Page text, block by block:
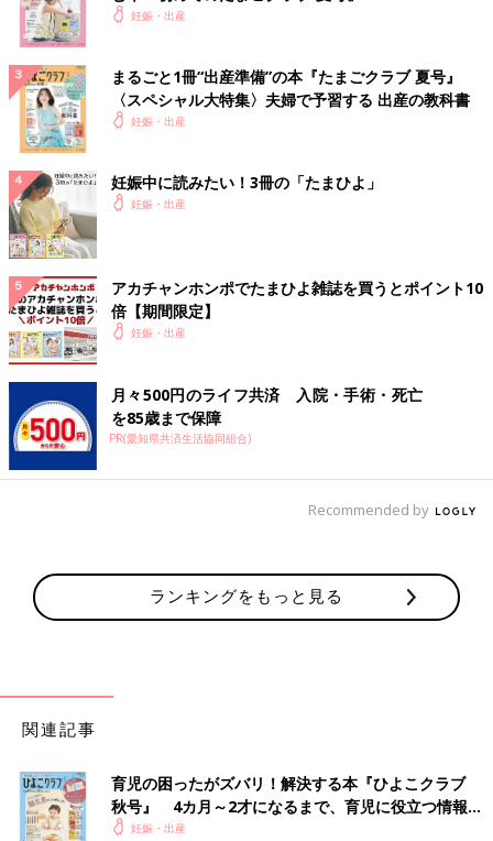
妊娠・出産
まるごと1冊“出産準備”の本『たまごクラブ 夏号』
〈スペシャル大特集〉夫婦で予習する 出産の教科書
妊娠・出産
妊娠中に読みたい！3冊の「たまひよ」
妊娠・出産
アカチャンホンポでたまひよ雑誌を買うとポイント10
倍【期間限定】
妊娠・出産
月々500円のライフ共済 入院・手術・死亡
を85歳まで保障
PR(愛知県共済生活協同組合)
Recommended by
ランキングをもっと見る
関連記事
育児の困ったがズバリ！解決する本『ひよこクラブ
秋号』 4カ月～2才になるまで、育児に役立つ情報が
いっぱい！
妊娠・出産